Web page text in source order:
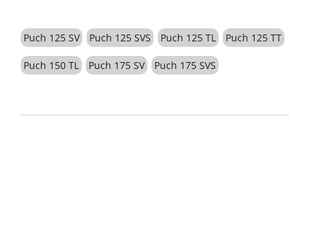
Puch 125 SV Puch 125 SVS Puch 125 TL Puch 125 TT
Puch 150 TL Puch 175 SV Puch 175 SVS